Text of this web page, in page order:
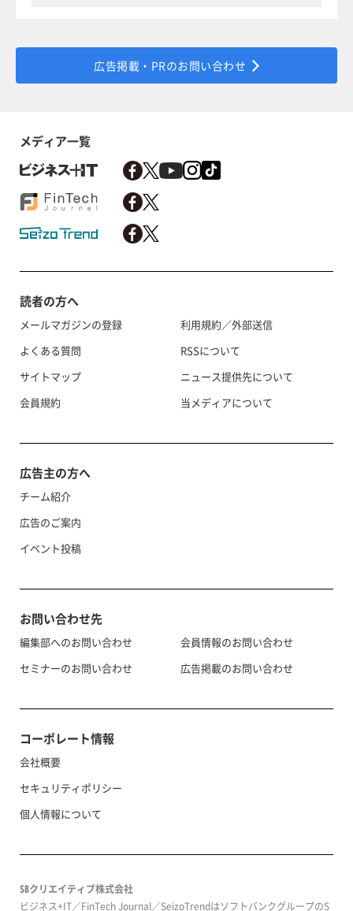
広告掲載・PRのお問い合わせ
メディア一覧
読者の方へ
メールマガジンの登録
よくある質問
サイトマップ
会員規約
利用規約／外部送信
RSSについて
ニュース提供先について
当メディアについて
広告主の方へ
チーム紹介
広告のご案内
イベント投稿
お問い合わせ先
編集部へのお問い合わせ
セミナーのお問い合わせ
会員情報のお問い合わせ
広告掲載のお問い合わせ
コーポレート情報
会社概要
セキュリティポリシー
個人情報について
SBクリエイティブ株式会社
ビジネス+IT／FinTech Journal／SeizoTrendはソフトバンクグループのS